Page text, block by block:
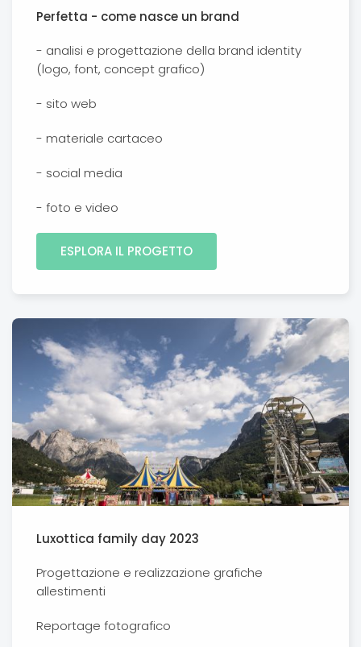
Perfetta - come nasce un brand
- analisi e progettazione della brand identity
(logo, font, concept grafico)
- sito web
- materiale cartaceo
- social media
- foto e video
ESPLORA IL PROGETTO
Luxottica family day 2023
Progettazione e realizzazione grafiche
allestimenti
Reportage fotografico